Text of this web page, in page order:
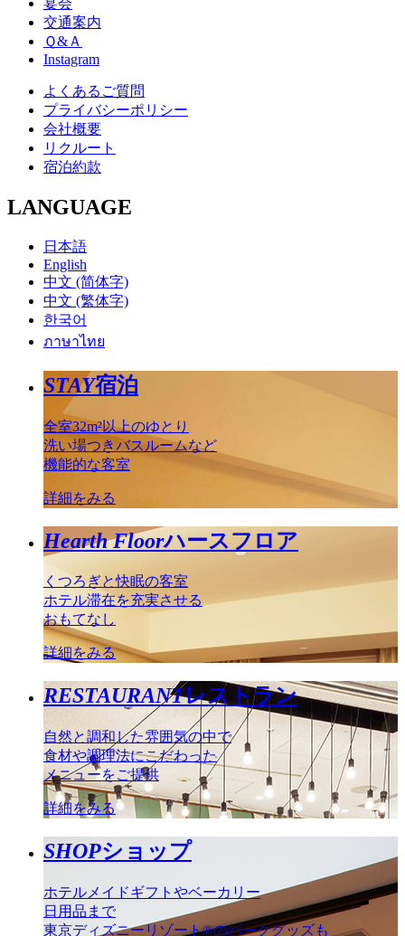
宴会
交通案内
Ｑ&Ａ
Instagram
よくあるご質問
プライバシーポリシー
会社概要
リクルート
宿泊約款
LANGUAGE
日本語
English
中文 (简体字)
中文 (繁体字)
한국어
ภาษาไทย
STAY宿泊
全室32m²以上のゆとり
洗い場つきバスルームなど
機能的な客室
詳細をみる
Hearth Floorハースフロア
くつろぎと快眠の客室
ホテル滞在を充実させる
おもてなし
詳細をみる
RESTAURANTレストラン
自然と調和した雰囲気の中で
食材や調理法にこだわった
メニューをご提供
詳細をみる
SHOPショップ
ホテルメイドギフトやベーカリー
日用品まで
東京ディズニーリゾート®のパークグッズも